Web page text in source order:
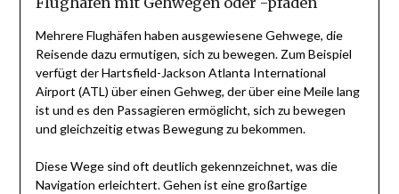
Mehrere Flughäfen haben ausgewiesene Gehwege, die
Reisende dazu ermutigen, sich zu bewegen. Zum Beispiel
verfügt der Hartsfield-Jackson Atlanta International
Airport (ATL) über einen Gehweg, der über eine Meile lang
ist und es den Passagieren ermöglicht, sich zu bewegen
und gleichzeitig etwas Bewegung zu bekommen.
Diese Wege sind oft deutlich gekennzeichnet, was die
Navigation erleichtert. Gehen ist eine großartige